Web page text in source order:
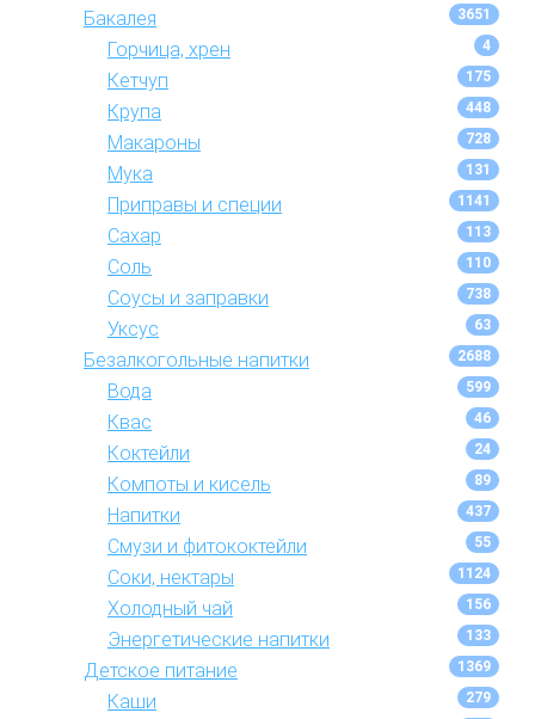
Бакалея 3651
Горчица, хрен 4
Кетчуп 175
Крупа 448
Макароны 728
Мука 131
Приправы и специи 1141
Сахар 113
Соль 110
Соусы и заправки 738
Уксус 63
Безалкогольные напитки 2688
Вода 599
Квас 46
Коктейли 24
Компоты и кисель 89
Напитки 437
Смузи и фитококтейли 55
Соки, нектары 1124
Холодный чай 156
Энергетические напитки 133
Детское питание 1369
Каши 279